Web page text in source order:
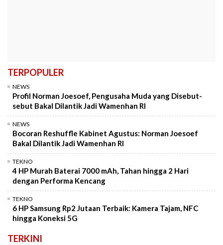
TERPOPULER
NEWS
Profil Norman Joesoef, Pengusaha Muda yang Disebut-
sebut Bakal Dilantik Jadi Wamenhan RI
NEWS
Bocoran Reshuffle Kabinet Agustus: Norman Joesoef
Bakal Dilantik Jadi Wamenhan RI
TEKNO
4 HP Murah Baterai 7000 mAh, Tahan hingga 2 Hari
dengan Performa Kencang
TEKNO
6 HP Samsung Rp2 Jutaan Terbaik: Kamera Tajam, NFC
hingga Koneksi 5G
TERKINI